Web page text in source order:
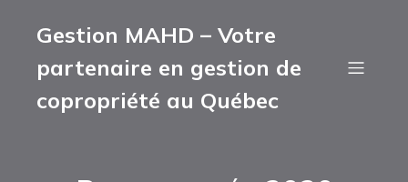
Gestion MAHD – Votre
partenaire en gestion de
copropriété au Québec